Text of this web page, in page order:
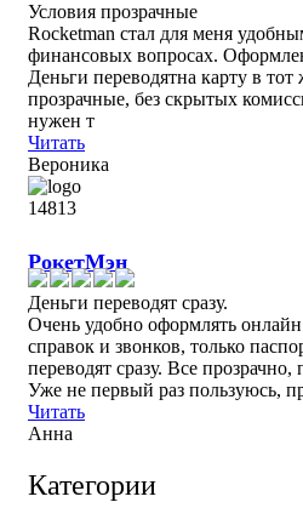
Условия прозрачные
Rocketman стал для меня
финансовых вопросах.
Деньги переводятна карту в
прозрачные, без скрытых
нужен т
Читать
Вероника
РокетМэн
Деньги переводят сразу.
Очень удобно оформлять
справок и звонков, только
переводят сразу. Все
Уже не первый раз пользуюсь,
Читать
Анна
Категории